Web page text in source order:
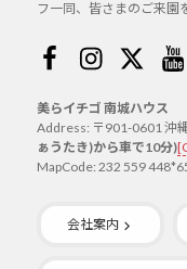
フ一同、皆さまのご来園
Facebook
Instagram
美らイチゴ 南城ハウス
Address: 〒901-0601 沖
ぁうたき)から車で10分)
MapCode: 232 559
会社案内